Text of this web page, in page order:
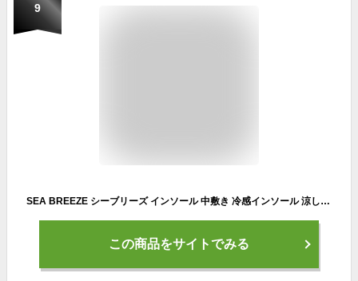
9
SEA BREEZE シーブリーズ インソール 中敷き 冷感インソール 涼しい 衝撃吸収SB-002Bmint fit gel ジェル ゲルメンズ レディースひんやり 爽快感 清涼感 衝撃吸収 サポート カップインソール
この商品をサイトでみる